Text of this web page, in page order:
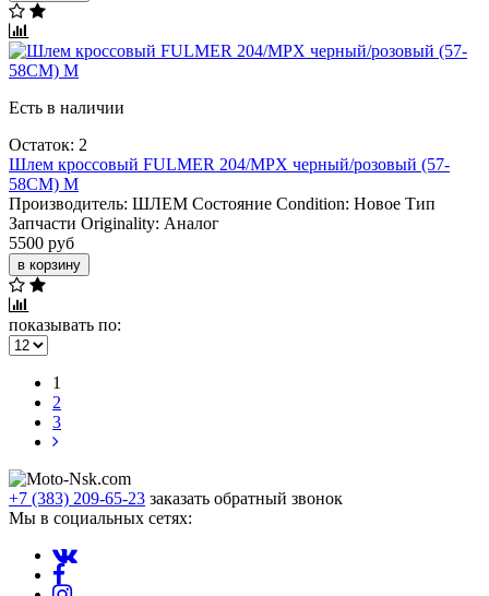
Есть в наличии
Остаток: 2
Шлем кроссовый FULMER 204/MPX черный/розовый (57-
58CM) M
Производитель: ШЛЕМ Состояние Condition: Новое Тип
Запчасти Originality: Аналог
5500 руб
в корзину
показывать по:
1
2
3
+7 (383) 209-65-23 заказать обратный звонок
Мы в социальных сетях: